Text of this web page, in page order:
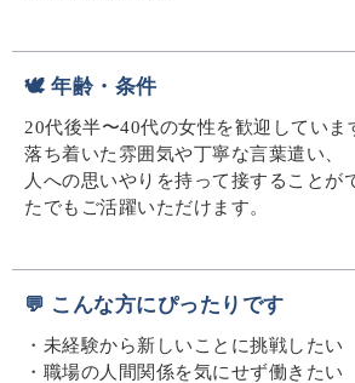
🕊️ 年齢・条件
20代後半〜40代の女性を歓迎していま
落ち着いた雰囲気や丁寧な言葉遣い、
人への思いやりを持って接することが
たでもご活躍いただけます。
💬 こんな方にぴったりです
・未経験から新しいことに挑戦したい
・職場の人間関係を気にせず働きたい